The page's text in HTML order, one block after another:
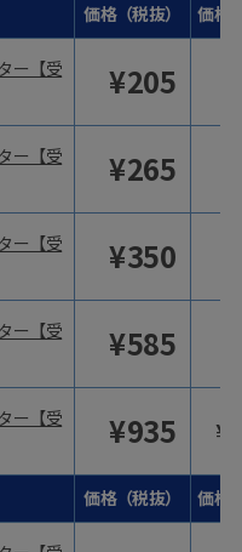
価格（税抜） 価格
ー【受
¥205
ー【受
¥265
ー【受
¥350
ー【受
¥585
ー【受
¥935 ¥
価格（税抜） 価格